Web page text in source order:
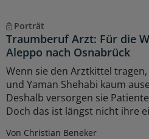
Porträt
Traumberuf Arzt: Für die
Aleppo nach Osnabrück
Wenn sie den Arztkittel
und Yaman Shehabi kaum
Deshalb versorgen sie
Doch das ist längst nicht ihre
Von Christian Beneker